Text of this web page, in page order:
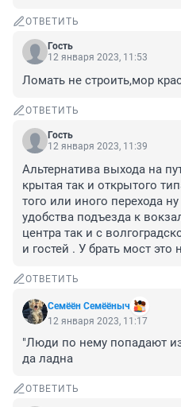
ОТВЕТИТЬ
Гость
12 января 2023, 11:53
Ломать не строить,мор
ОТВЕТИТЬ
Гость
12 января 2023, 11:39
Альтернатива выхода на
крытая так и открытого
того или иного перехода
удобства подъезда к
центра так и с
и гостей . У брать мост
ОТВЕТИТЬ
Семёён Семёёныч
12 января 2023, 11:17
"Люди по нему попадают
да ладна
ОТВЕТИТЬ